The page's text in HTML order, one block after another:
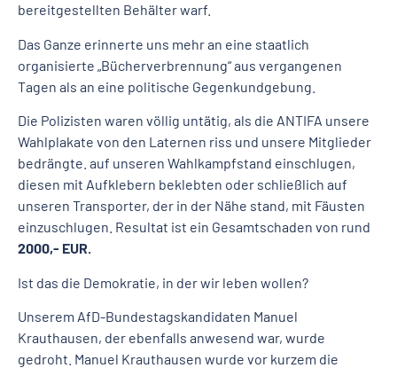
bereitgestellten Behälter warf.
Das Ganze erinnerte uns mehr an eine staatlich
organisierte „Bücherverbrennung“ aus vergangenen
Tagen als an eine politische Gegenkundgebung.
Die Polizisten waren völlig untätig, als die ANTIFA unsere
Wahlplakate von den Laternen riss und unsere Mitglieder
bedrängte. auf unseren Wahlkampfstand einschlugen,
diesen mit Aufklebern beklebten oder schließlich auf
unseren Transporter, der in der Nähe stand, mit Fäusten
einzuschlugen. Resultat ist ein Gesamtschaden von rund
2000,- EUR.
Ist das die Demokratie, in der wir leben wollen?
Unserem AfD-Bundestagskandidaten Manuel
Krauthausen, der ebenfalls anwesend war, wurde
gedroht. Manuel Krauthausen wurde vor kurzem die